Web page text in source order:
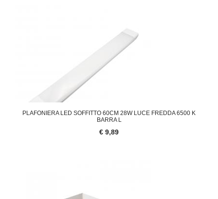
PLAFONIERA LED SOFFITTO 60CM 28W LUCE FREDDA 6500 K
BARRA L
€ 9,89